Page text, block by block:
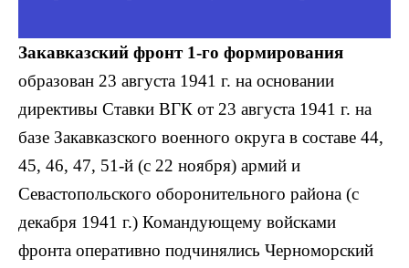
Закавказский фронт 1-го формиро­вания
образован 23 августа 1941 г. на ос­новании
директивы Ставки ВГК от 23 августа 1941 г. на
базе Закавказского военного округа в составе 44,
45, 46, 47, 51-й (с 22 ноября) армий и
Севастополь­ского оборонительного района (с
декаб­ря 1941 г.) Командующему войсками
фронта оперативно подчинялись Чер­номорский